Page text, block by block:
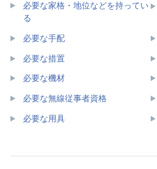
必要な家格・地位などを持ってい
る
必要な手配
必要な措置
必要な機材
必要な無線従事者資格
必要な用具